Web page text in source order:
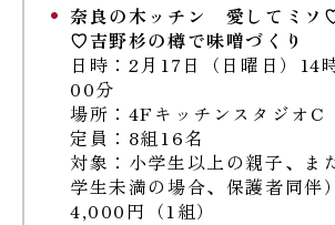
奈良の木ッチン 愛してミソ
♡吉野杉の樽で味噌づくり
日時：2月17日（日曜日）14
00分
場所：4FキッチンスタジオC
定員：8組16名
対象：小学生以上の親子、ま
学生未満の場合、保護者同伴
4,000円（1組）